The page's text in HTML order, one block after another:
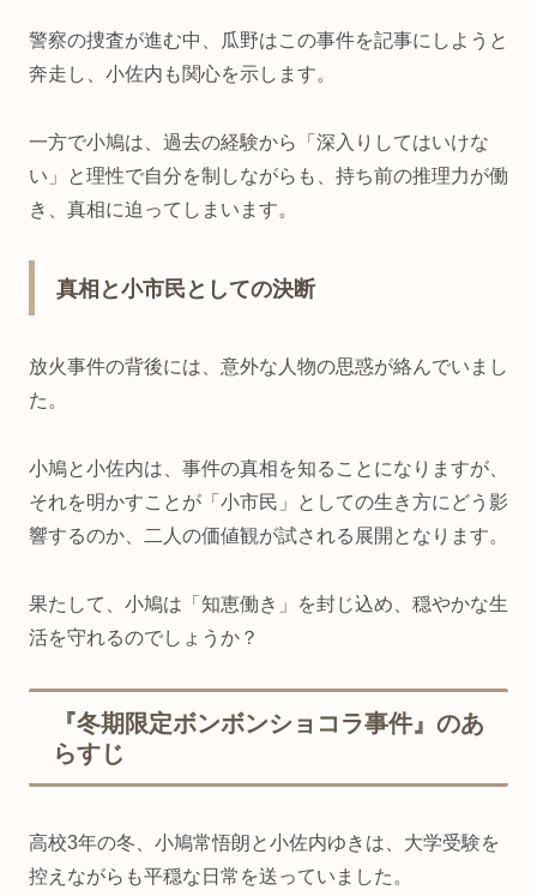
警察の捜査が進む中、瓜野はこの事件を記事にしようと
奔走し、小佐内も関心を示します。
一方で小鳩は、過去の経験から「深入りしてはいけな
い」と理性で自分を制しながらも、持ち前の推理力が働
き、真相に迫ってしまいます。
真相と小市民としての決断
放火事件の背後には、意外な人物の思惑が絡んでいまし
た。
小鳩と小佐内は、事件の真相を知ることになりますが、
それを明かすことが「小市民」としての生き方にどう影
響するのか、二人の価値観が試される展開となります。
果たして、小鳩は「知恵働き」を封じ込め、穏やかな生
活を守れるのでしょうか？
『冬期限定ボンボンショコラ事件』のあ
らすじ
高校3年の冬、小鳩常悟朗と小佐内ゆきは、大学受験を
控えながらも平穏な日常を送っていました。